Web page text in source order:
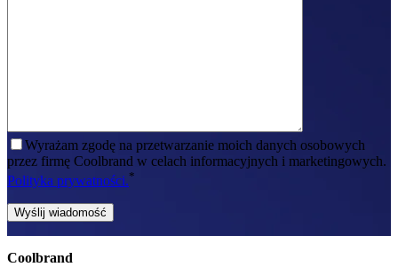
Wyrażam zgodę na przetwarzanie moich danych osobowych
przez firmę Coolbrand w celach informacyjnych i marketingowych.
Polityka prywatności.*
Coolbrand